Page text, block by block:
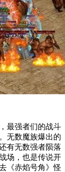
最强者们的战斗
无数魔族爆出的
有无数强者陨落
场，也是传说开
《赤焰号角》怪